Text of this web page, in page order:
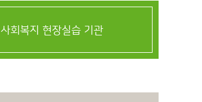
사회복지 현장실습 기관